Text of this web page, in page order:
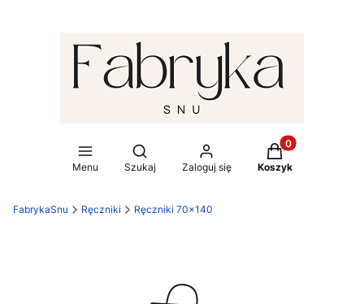
Menu
Otwórz wyszukiwarkę
Szukaj Zaloguj się
Produkty w
Koszyk
FabrykaSnu Ręczniki Ręczniki 70x140